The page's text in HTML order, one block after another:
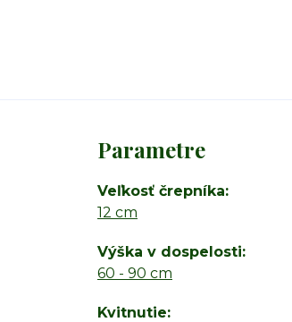
Parametre
Veľkosť črepníka
12 cm
Výška v dospelosti
60 - 90 cm
Kvitnutie